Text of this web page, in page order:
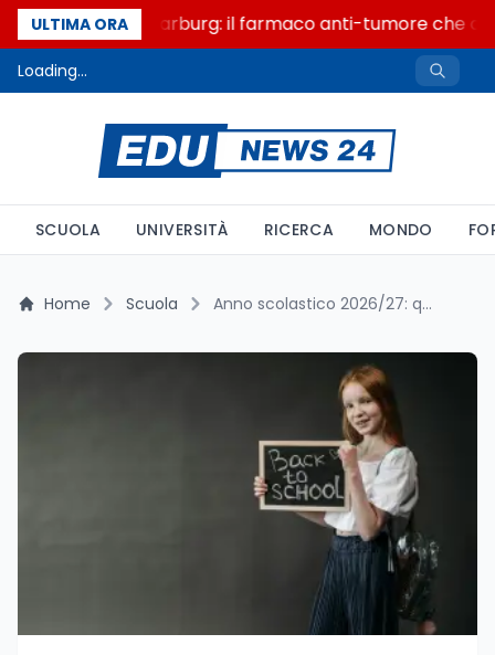
ULTIMA ORA
Un secolo di Warburg: il farmaco anti-tumore che
Loading...
SCUOLA UNIVERSITÀ RICERCA MONDO
Home Scuola Anno scolastico 2026/27: quando inizia la scuola nella tua regione